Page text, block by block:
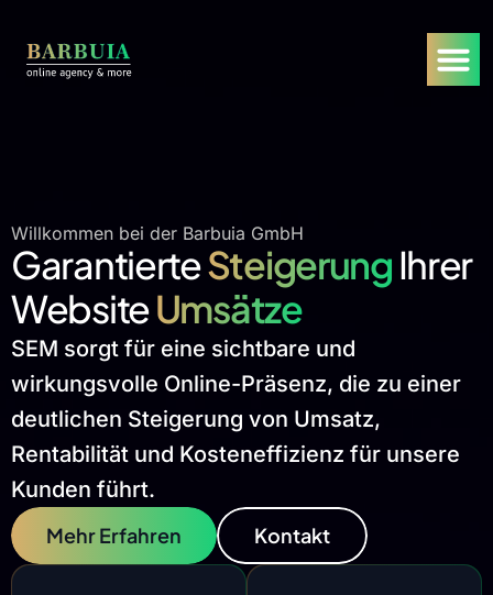
Willkommen bei der Barbuia GmbH
GarantierteSteigerungIhrer
WebsiteUmsätze
SEM sorgt für eine sichtbare und
wirkungsvolle Online-Präsenz, die zu einer
deutlichen Steigerung von Umsatz,
Rentabilität und Kosteneffizienz für unsere
Kunden führt.
Mehr Erfahren Kontakt